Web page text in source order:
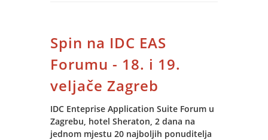
Za IREKS AROMU razvijen je model
SLIJEDIVOSTI i kontrole kvalitete u
procesima skladišta, proizvodnje i
povezivanje s automatiziranim regalnim
skladištem.
Spin na IDC EAS
Forumu - 18. i 19.
veljače Zagreb
IDC Enteprise Application Suite Forum u
Zagrebu, hotel Sheraton, 2 dana na
jednom mjestu 20 najboljih ponuditelja